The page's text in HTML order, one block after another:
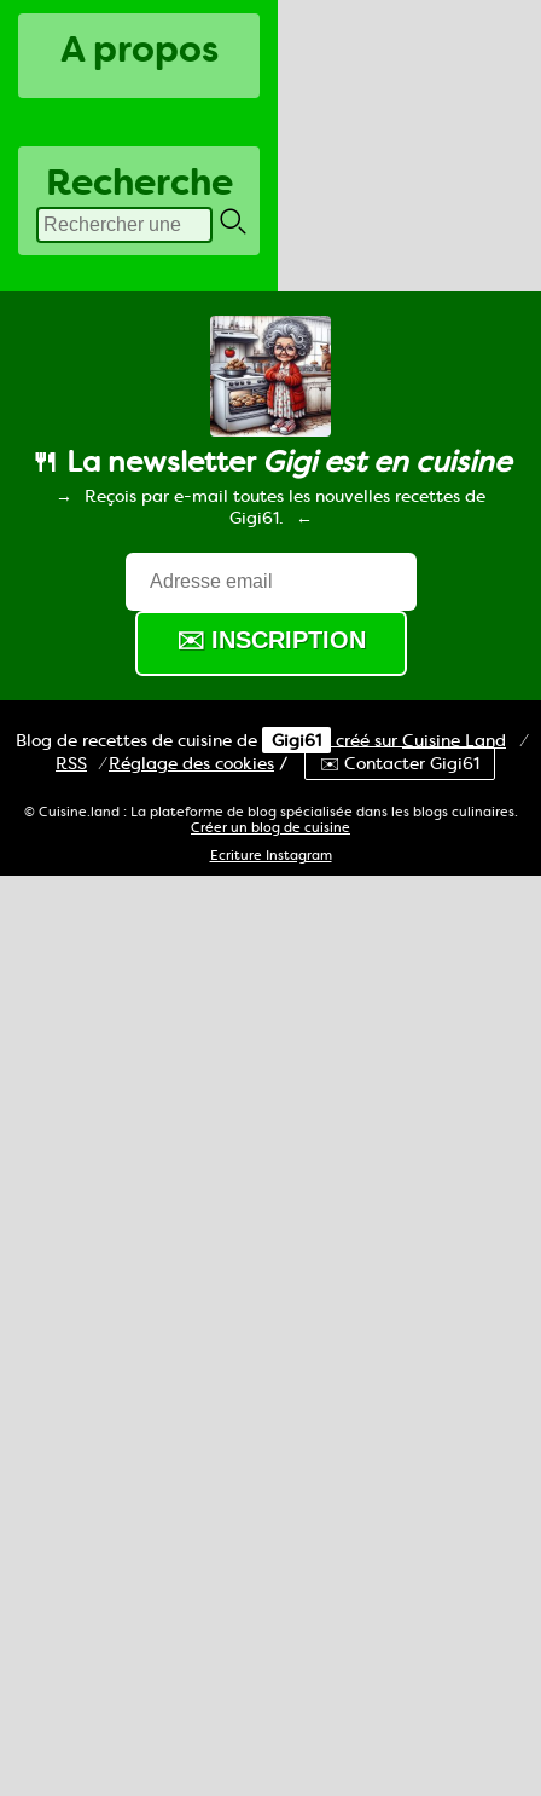
A propos
Recherche
🍴 La newsletter Gigi est en cuisine
Reçois par e-mail toutes les nouvelles recettes de
Gigi61.
Blog de recettes de cuisine de Gigi61 créé sur Cuisine Land
⁄
RSS ⁄Réglage des cookies / ✉️ Contacter Gigi61
© Cuisine.land : La plateforme de blog spécialisée dans les blogs culinaires.
Créer un blog de cuisine
Ecriture Instagram